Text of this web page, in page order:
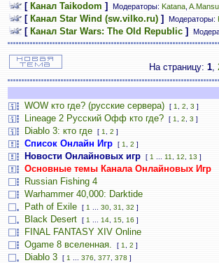
[ Канал Taikodom ] Модераторы: Katana
[ Канал Star Wind (sw.vilko.ru) ] Модераторы:
[ Канал Star Wars: The Old Republic ]
На страницу: 1,
WOW кто где? (русские сервера)
[ 1 2 3 ]
Lineage 2 Русский Офф кто где?
[ 1 2 3 ]
Diablo 3: кто где
[ 1 2 ]
Список Онлайн Игр
[ 1 2 ]
Новости Онлайновых игр
[ 1 11 12 13 ]
Основные темы Канала Онлайновых Игр
Russian Fishing 4
Warhammer 40,000: Darktide
Path of Exile
[ 1 30 31 32 ]
Black Desert
[ 1 14 15 16 ]
FINAL FANTASY XIV Online
Ogame 8 вселенная.
[ 1 2 ]
Diablo 3
[ 1 376 377 378 ]